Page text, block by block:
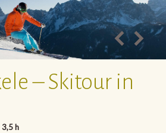
– Skitour in
3,5 h